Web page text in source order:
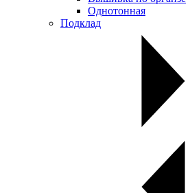
Однотонная
Подклад